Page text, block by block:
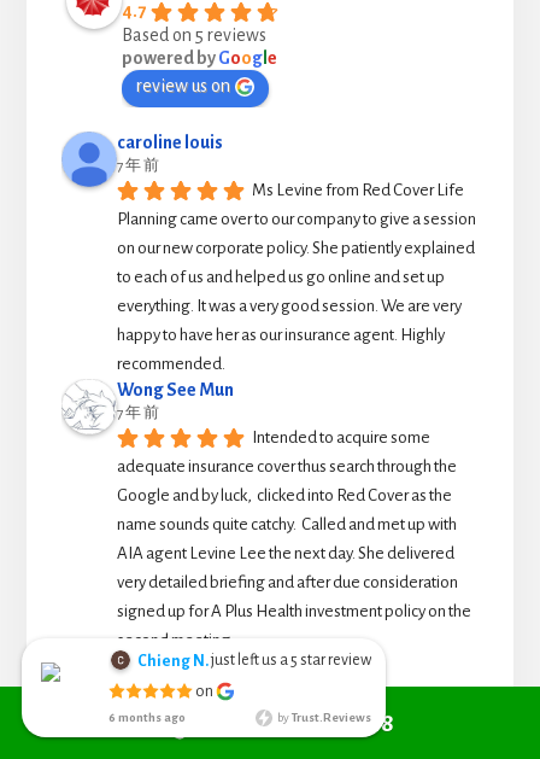
4.7
Based on 5 reviews
powered byGoogl e
review us on
caroline louis
7 年 前
Ms Levine from Red Cover Life
Planning came over to our company to give a session
on our new corporate policy. She patiently explained
to each of us and helped us go online and set up
everything. It was a very good session. We are very
happy to have her as our insurance agent. Highly
recommended.
Wong See Mun
7 年 前
Intended to acquire some
adequate insurance cover thus search through the
Google and by luck,  clicked into Red Cover as the
name sounds quite catchy.  Called and met up with
AIA agent Levine Lee the next day. She delivered
very detailed briefing and after due consideration
signed up for A Plus Health investment policy on the
second meeting.
Tony Yong
7 年 前
Buying insurance, most
importantly is to understand what are the benefits
Call +6010 361 9298